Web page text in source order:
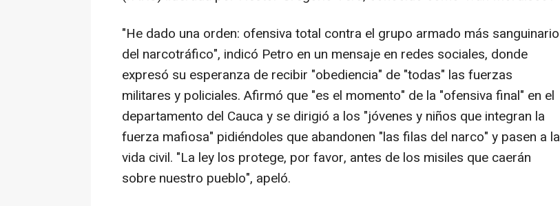
"He dado una orden: ofensiva total contra el grupo armado más sanguinario
del narcotráfico", indicó Petro en un mensaje en redes sociales, donde
expresó su esperanza de recibir "obediencia" de "todas" las fuerzas
militares y policiales. Afirmó que "es el momento" de la "ofensiva final" en el
departamento del Cauca y se dirigió a los "jóvenes y niños que integran la
fuerza mafiosa" pidiéndoles que abandonen "las filas del narco" y pasen a la
vida civil. "La ley los protege, por favor, antes de los misiles que caerán
sobre nuestro pueblo", apeló.